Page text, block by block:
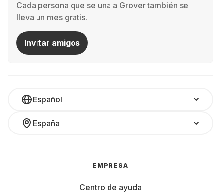
Cada persona que se una a Grover también se
lleva un mes gratis.
Invitar amigos
Español
España
EMPRESA
Centro de ayuda